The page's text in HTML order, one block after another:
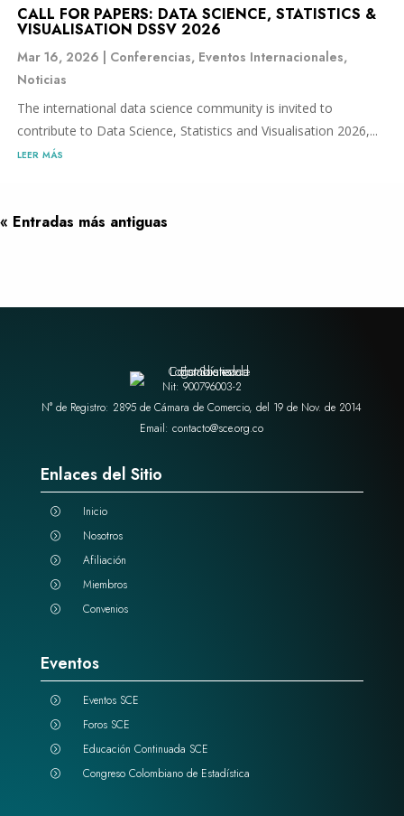
CALL FOR PAPERS: DATA SCIENCE, STATISTICS &
VISUALISATION DSSV 2026
Mar 16, 2026 Conferencias, Eventos Internacionales,
Noticias
The international data science community is invited to
contribute to Data Science, Statistics and Visualisation 2026,...
leer más
« Entradas más antiguas
Nit: 900796003-2
N° de Registro: 2895 de Cámara de Comercio, del 19 de Nov. de 2014
Email: contacto@sce.org.co
Enlaces del Sitio
= Inicio
= Nosotros
= Afiliación
= Miembros
= Convenios
Eventos
= Eventos SCE
= Foros SCE
= Educación Continuada SCE
= Congreso Colombiano de Estadística